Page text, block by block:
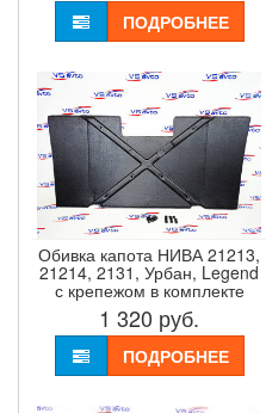
ПОДРОБНЕЕ
Обивка капота НИВА 21213,
21214, 2131, Урбан, Legend
с крепежом в комплекте
1 320 руб.
ПОДРОБНЕЕ